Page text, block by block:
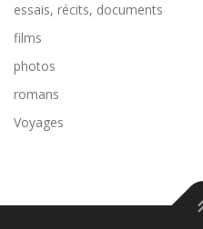
essais, récits, documents
films
photos
romans
Voyages